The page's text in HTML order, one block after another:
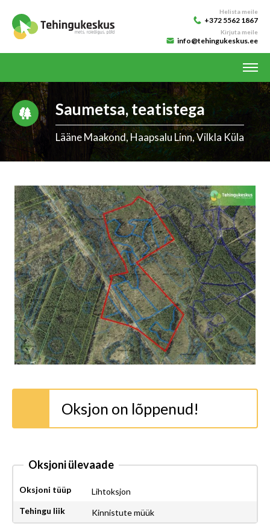
Helista meile
+372 5562 1867
Kirjuta meile
info@tehingukeskus.ee
Saumetsa, teatistega
Lääne Maakond, Haapsalu Linn, Vilkla Küla
Oksjon on lõppenud!
Oksjoni ülevaade
Oksjoni tüüp
Lihtoksjon
Tehingu liik
Kinnistute müük